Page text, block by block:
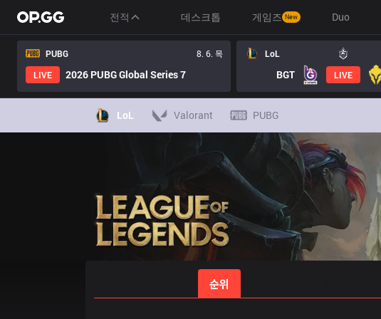
전적 데스크톱 게임즈 New Duo
PUBG
8. 6. 목
LIVE
2026 PUBG Global Series 7
LoL
BGT LIVE
LoL Valorant PUBG
순위